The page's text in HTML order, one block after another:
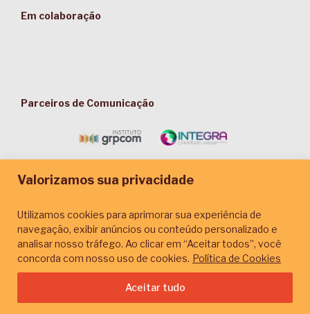
Valorizamos sua privacidade
Utilizamos cookies para aprimorar sua experiência de
navegação, exibir anúncios ou conteúdo personalizado e
analisar nosso tráfego. Ao clicar em “Aceitar todos”, você
concorda com nosso uso de cookies. Política de Cookies
Aceitar tudo
Em colaboração
Parceiros de Comunicação
© 2026. Plataforma Conjunta. Site desenvolvido por